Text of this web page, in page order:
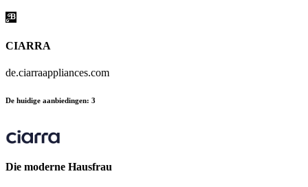
CIARRA
de.ciarraappliances.com
De huidige aanbiedingen: 3
Die moderne Hausfrau